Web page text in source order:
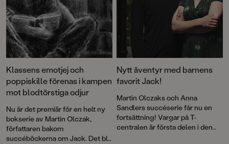
Klassens emotjej och
poppiskille förenas i kampen
mot blodtörstiga odjur
Nu är det premiär för en helt ny
bokserie av Martin Olczak,
författaren bakom
succéböckerna om Jack. Det blir
Nytt äventyr med barnens
favorit Jack!
Martin Olczaks och Anna
Sandlers succéserie får nu en
fortsättning! Vargar på T-
centralen är första delen i den